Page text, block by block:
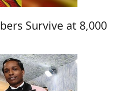
Survive at 8,000